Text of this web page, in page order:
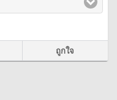
ถูกใจ